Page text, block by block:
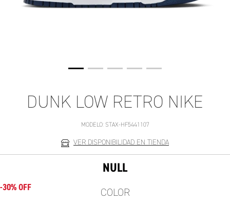
DUNK LOW RETRO NIKE
MODELO: STAX-HF5441107
VER DISPONIBILIDAD EN TIENDA
NULL
-30% OFF
COLOR